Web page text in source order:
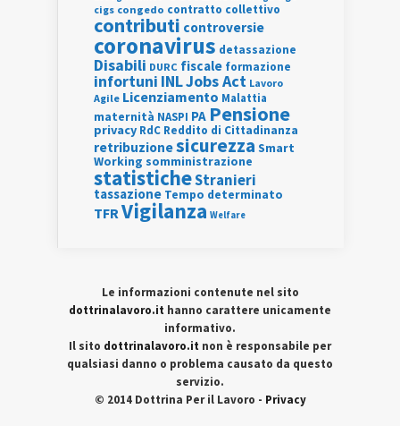
cigs congedo contratto collettivo
contributi controversie
coronavirus detassazione
Disabili DURC fiscale formazione
infortuni INLJobs Act Lavoro
Agile Licenziamento Malattia
maternità NASPI PA Pensione
privacy RdC Reddito di Cittadinanza
retribuzionesicurezza Smart
Working somministrazione
statisticheStranieri
tassazione Tempo determinato
TFRVigilanza Welfare
Le informazioni contenute nel sito
dottrinalavoro.it hanno carattere unicamente
informativo.
Il sito dottrinalavoro.it non è responsabile per
qualsiasi danno o problema causato da questo
servizio.
© 2014 Dottrina Per il Lavoro - Privacy